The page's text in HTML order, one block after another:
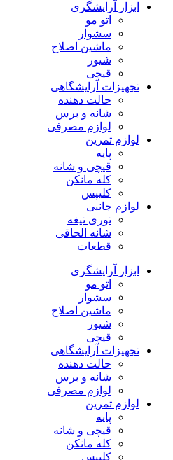
ابزار آرایشگری
اتو مو
سشوار
ماشین اصلاح
شیور
قیچی
تجهیزات آرایشگاهی
حالت دهنده
شانه و برس
لوازم مصرفی
لوازم تمرین
پایه
قیچی و شانه
کله مانکن
کلیپس
لوازم جانبی
توری تیغه
شانه الحاقی
قطعات
ابزار آرایشگری
اتو مو
سشوار
ماشین اصلاح
شیور
قیچی
تجهیزات آرایشگاهی
حالت دهنده
شانه و برس
لوازم مصرفی
لوازم تمرین
پایه
قیچی و شانه
کله مانکن
کلیپس